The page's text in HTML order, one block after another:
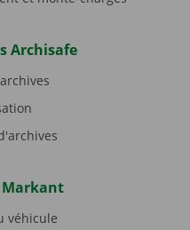
Archisafe
Markant
véhicule